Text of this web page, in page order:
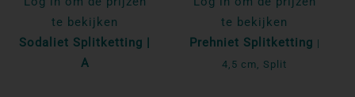
te bekijken
Sodaliet Splitketting |
A
te bekijken
Prehniet Splitketting |
4,5 cm, Split